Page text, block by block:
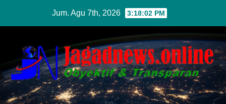
content
Jum. Agu 7th, 2026 3:18:03 PM